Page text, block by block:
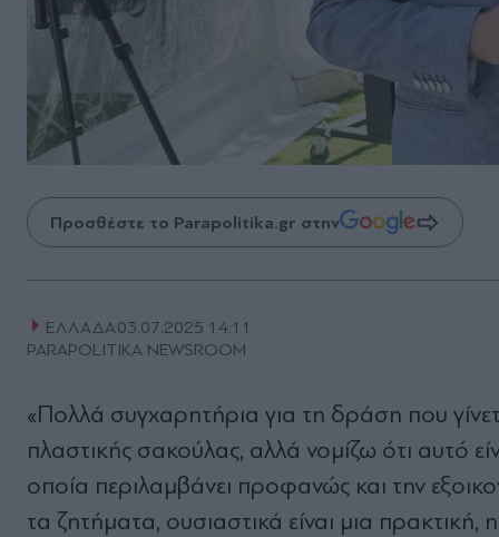
Προσθέστε το Parapolitika.gr στην
ΕΛΛΑΔΑ03.07.2025 14:11
PARAPOLITIKA NEWSROOM
«Πολλά συγχαρητήρια για τη δράση που
πλαστικής σακούλας, αλλά νομίζω ότι αυτό
οποία περιλαμβάνει προφανώς και την
τα ζητήματα, ουσιαστικά είναι μια πρακτική,